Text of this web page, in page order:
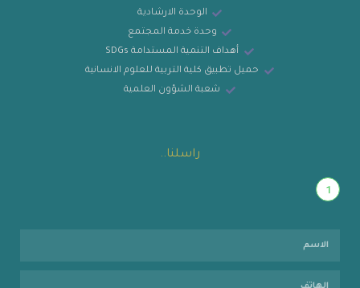
الوحدة الارشادية
وحدة خدمة المجتمع
أهداف التنمية المستدامة SDGs
حميل تطبيق كلية التربية للعلوم الانسانية
شعبة الشؤون العلمية
راسلنا..
1